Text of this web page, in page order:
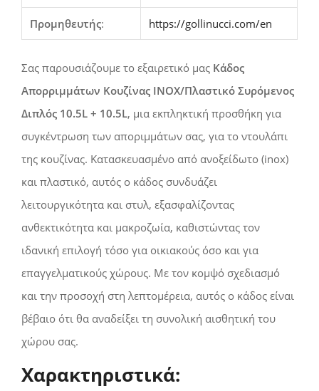
Προμηθευτής: https://gollinucci.com/en
Σας παρουσιάζουμε το εξαιρετικό μας Κάδος
Απορριμμάτων Κουζίνας INOX/Πλαστικό Συρόμενος
Διπλός 10.5L + 10.5L, μια εκπληκτική προσθήκη για
συγκέντρωση των αποριμμάτων σας, για το ντουλάπι
της κουζίνας. Κατασκευασμένο από ανοξείδωτο (inox)
και πλαστικό, αυτός ο κάδος συνδυάζει
λειτουργικότητα και στυλ, εξασφαλίζοντας
ανθεκτικότητα και μακροζωία, καθιστώντας τον
ιδανική επιλογή τόσο για οικιακούς όσο και για
επαγγελματικούς χώρους. Με τον κομψό σχεδιασμό
και την προσοχή στη λεπτομέρεια, αυτός ο κάδος είναι
βέβαιο ότι θα αναδείξει τη συνολική αισθητική του
χώρου σας.
Χαρακτηριστικά: